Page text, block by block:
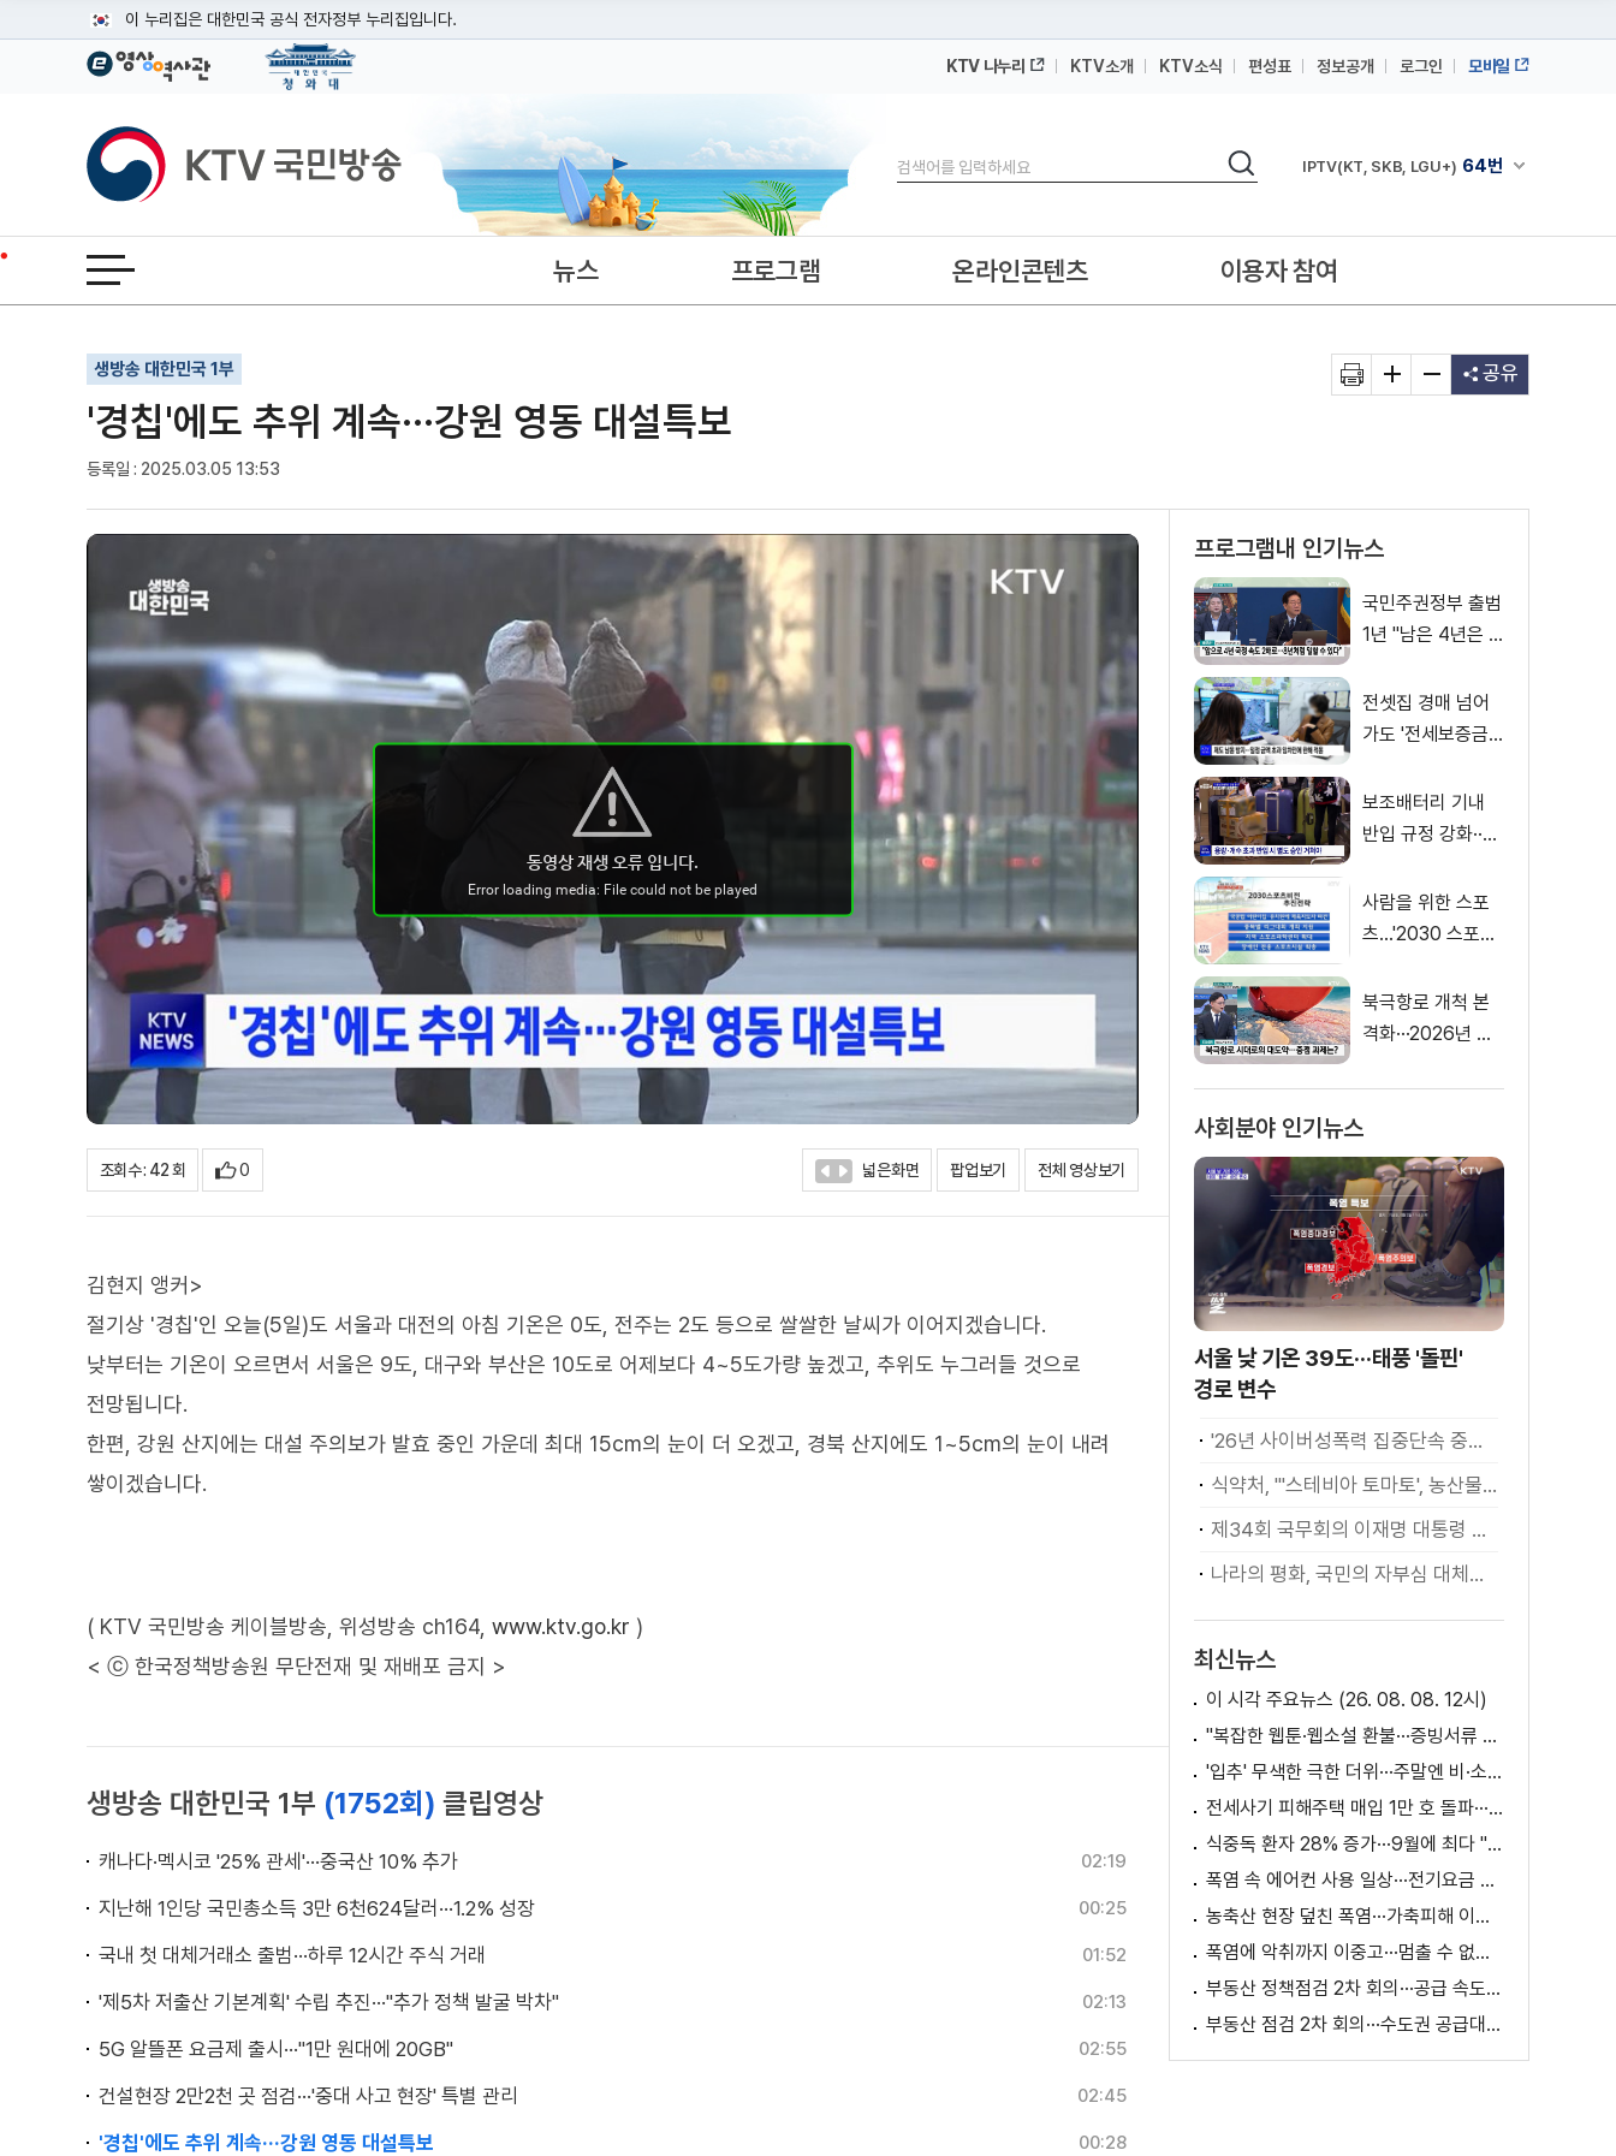
이 누리집은 대한민국 공식 전자정부 누리집입니다.
공식 누리집 주소 확인하기
이밖에 or.kr 또는 .kr등 다른 도메인 주소를 사용하고 있다면 아래 URL에서 도메인 주소를 확인해 보세요
운영중인 공식 누리집보기
KTV 나누리 KTV소개 KTV소식 편성표 정보공개 로그인 모바일
KTV국민방송
검색
검색 채널안내 펼쳐
IPTV(KT, SKB, LGU+) 64번
IPTV(KT, SKB, LGU+)
전체메뉴 열기 뉴스 프로그램 온라인콘텐츠 이용자 참여
생방송 대한민국 1부
'경칩'에도 추위 계속···강원 영동 대설특보
등록일 : 2025.03.05 13:53
기사인쇄
글자확대
글자축소 공유
조회수 : 42 회 0 넓은화면 팝업보기 전체 영상보기
김현지 앵커>
절기상 '경칩'인 오늘(5일)도 서울과 대전의 아침 기온은 0도, 전주는 2도 등으로 쌀쌀한 날씨가 이어지겠습니다.
낮부터는 기온이 오르면서 서울은 9도, 대구와 부산은 10도로 어제보다 4~5도가량 높겠고, 추위도 누그러들 것으로
전망됩니다.
한편, 강원 산지에는 대설 주의보가 발효 중인 가운데 최대 15cm의 눈이 더 오겠고, 경북 산지에도 1~5cm의 눈이 내려
쌓이겠습니다.
( KTV 국민방송 케이블방송, 위성방송 ch164, www.ktv.go.kr )
< ⓒ 한국정책방송원 무단전재 및 재배포 금지 >
생방송 대한민국 1부 (1752회) 클립영상
캐나다·멕시코 '25% 관세'···중국산 10% 추가 02:19
지난해 1인당 국민총소득 3만 6천624달러···1.2% 성장 00:25
국내 첫 대체거래소 출범···하루 12시간 주식 거래 01:52
'제5차 저출산 기본계획' 수립 추진···"추가 정책 발굴 박차" 02:13
5G 알뜰폰 요금제 출시···"1만 원대에 20GB" 02:55
건설현장 2만2천 곳 점검···'중대 사고 현장' 특별 관리 02:45
'경칩'에도 추위 계속···강원 영동 대설특보 00:28
프로그램내 인기뉴스
국민주권정부 출범
1년 "남은 4년은 8
전셋집 경매 넘어
가도 '전세보증금'
보조배터리 기내
반입 규정 강화··
사람을 위한 스포
츠…'2030 스포츠
북극항로 개척 본
격화···2026년 해
은?
사회분야 인기뉴스
서울 낮 기온 39도···태풍 '돌핀'
경로 변수
'26년 사이버성폭력 집중단속 중간성과 발표···향후 추진계획은?
식약처, "'스테비아 토마토', 농산물 아닌 가공식품"
제34회 국무회의 이재명 대통령 모두발언
나라의 평화, 국민의 자부심 대체불가 대한민국 이재명 대통령 모두말씀
최신뉴스
이 시각 주요뉴스 (26. 08. 08. 12시)
"복잡한 웹툰·웹소설 환불···증빙서류 요구까지"
'입추' 무색한 극한 더위···주말엔 비·소나기
전세사기 피해주택 매입 1만 호 돌파···피해 지원 속도
식중독 환자 28% 증가···9월에 최다 "입추 방심 금물"
폭염 속 에어컨 사용 일상···전기요금 줄이려면?
농축산 현장 덮친 폭염···가축피해 이틀 새 28만 마리↑
폭염에 악취까지 이중고···멈출 수 없는 필수노동
부동산 정책점검 2차 회의···공급 속도전 본격화하나
부동산 점검 2차 회의···수도권 공급대책 논의